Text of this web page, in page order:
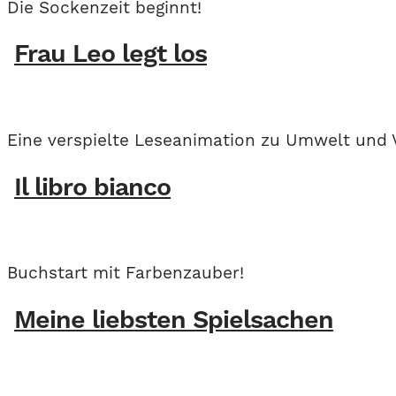
Die Sockenzeit beginnt!
Frau Leo legt los
Eine verspielte Leseanimation zu Umwelt und
Il libro bianco
Buchstart mit Farbenzauber!
Meine liebsten Spielsachen